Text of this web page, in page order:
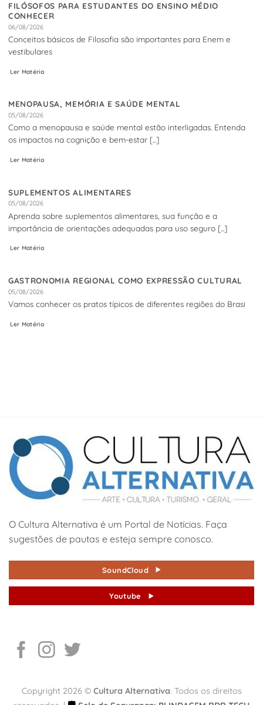
FILÓSOFOS PARA ESTUDANTES DO ENSINO MÉDIO
CONHECER
06/08/2026
Conceitos básicos de Filosofia são importantes para Enem e
vestibulares
Ler Matéria
MENOPAUSA, MEMÓRIA E SAÚDE MENTAL
05/08/2026
Como a menopausa e saúde mental estão interligadas. Entenda
os impactos na cognição e bem-estar [...]
Ler Matéria
SUPLEMENTOS ALIMENTARES
05/08/2026
Aprenda sobre suplementos alimentares, sua função e a
importância de orientações adequadas para uso seguro [...]
Ler Matéria
GASTRONOMIA REGIONAL COMO EXPRESSÃO CULTURAL
05/08/2026
Vamos conhecer os pratos típicos de diferentes regiões do Brasi
Ler Matéria
O Cultura Alternativa é um Portal de Notícias. Faça
sugestões de pautas e esteja sempre conosco.
SoundCloud
Youtube
Copyright 2026 © Cultura Alternativa. Todos os direitos